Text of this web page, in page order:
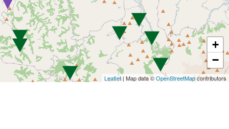
+
−
Leaflet| Map data ©OpenStreetMapcontributors